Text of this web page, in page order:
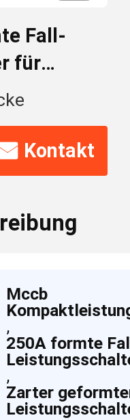
Fall-
für
Kontakt
Mccb
,
250A formte
,
Zarter